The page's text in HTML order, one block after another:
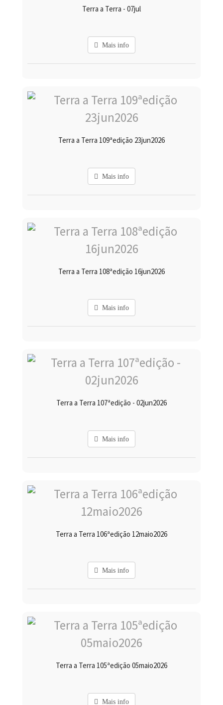
Terra a Terra - 07jul
Mais info
Terra a Terra 109ªedição 23jun2026
Mais info
Terra a Terra 108ªedição 16jun2026
Mais info
Terra a Terra 107ªedição - 02jun2026
Mais info
Terra a Terra 106ªedição 12maio2026
Mais info
Terra a Terra 105ªedição 05maio2026
Mais info